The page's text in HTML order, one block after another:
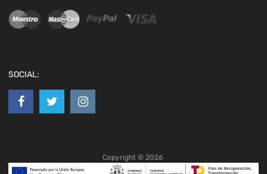
SOCIAL:
Copyright © 2026